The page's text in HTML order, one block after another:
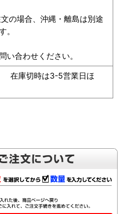
の場合、沖縄・離島は別途
。
い合わせください。
庫切時は3-5営業日ほ